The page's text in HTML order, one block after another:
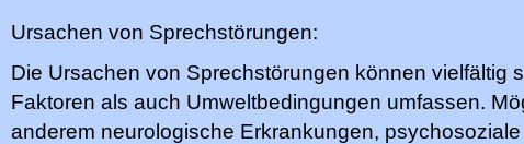
Ursachen von Sprechstörungen:
Die Ursachen von Sprechstörungen können vielfältig
Faktoren als auch Umweltbedingungen umfassen.
anderem neurologische Erkrankungen,